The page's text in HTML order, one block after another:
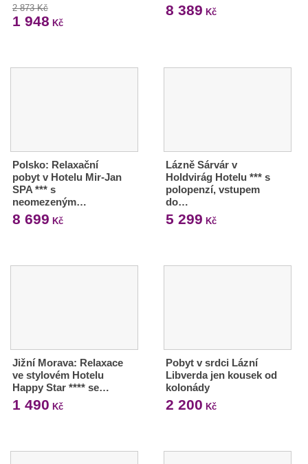
2 873 Kč
1 948 Kč
8 389 Kč
Polsko: Relaxační
pobyt v Hotelu Mir-Jan
SPA *** s
neomezeným…
8 699 Kč
Lázně Sárvár v
Holdvirág Hotelu *** s
polopenzí, vstupem
do…
5 299 Kč
Jižní Morava: Relaxace
ve stylovém Hotelu
Happy Star **** se…
1 490 Kč
Pobyt v srdci Lázní
Libverda jen kousek od
kolonády
2 200 Kč